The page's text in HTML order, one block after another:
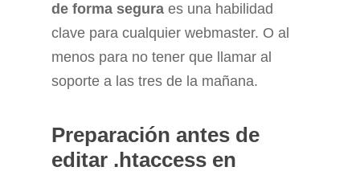
de forma segura es una habilidad
clave para cualquier webmaster. O al
menos para no tener que llamar al
soporte a las tres de la mañana.
Preparación antes de
editar .htaccess en